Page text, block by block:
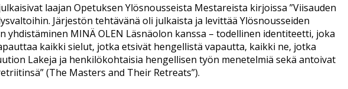
laajan Opetuksen Ylösnousseista Mestareista kirjoissa ”Viisauden
Järjestön tehtävänä oli julkaista ja levittää Ylösnousseiden
MINÄ OLEN Läsnäolon kanssa – todellinen identiteetti, joka
kaikki sielut, jotka etsivät hengellistä vapautta, kaikki ne, jotka
Lakeja ja henkilökohtaisia hengellisen työn menetelmiä sekä antoivat
(The Masters and Their Retreats”).